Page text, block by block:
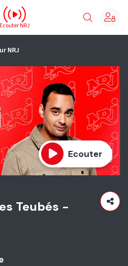
Ecouter NRJ
NRJ
Ecouter
Teubés -